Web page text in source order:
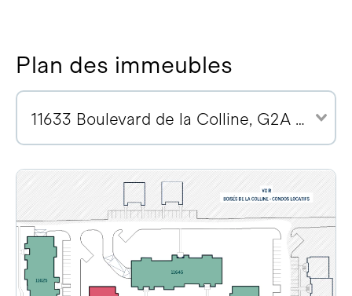
Plan des immeubles
11633 Boulevard de la Colline, G2A 2E1